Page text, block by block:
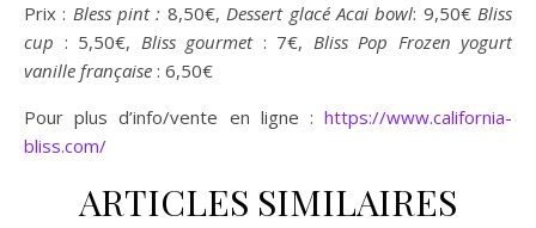
Prix : Bless pint : 8,50€,Dessert glacé Acai bowl: 9,50€Bliss
cup : 5,50€, Bliss gourmet: 7€, Bliss Pop Frozen yogurt
vanille française : 6,50€
Pour plus d’info/vente en ligne : https://www.california-
bliss.com/
ARTICLES SIMILAIRES